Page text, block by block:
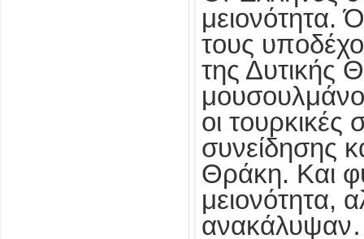
μειονότητα.
τους
της Δυτικής
οι τουρκικές
συνείδησης
Θράκη. Και
μειονότητα,